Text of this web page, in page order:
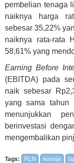
pembelian tenaga
naiknya harga
sebesar 35,22%
naiknya rata-rata
58,61% yang
Earning Before
(EBITDA) pada
naik sebesar
yang sama tahun
menunjukkan
berinvestasi
mengembalikan
Tags: PLN kinerja